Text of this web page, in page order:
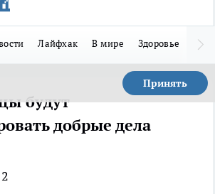
Лайфхак В мире Здоровье
Принять
будут
добрые дела